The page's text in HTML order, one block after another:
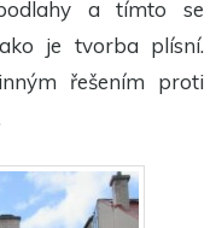
a tímto se
je tvorba plísní.
řešením proti
na
jak